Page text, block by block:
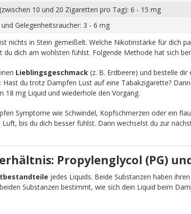
10 und 20 Zigaretten pro Tag): 6 - 15 mg
Gelegenheitsraucher: 3 - 6 mg
nichts in Stein gemeißelt. Welche Nikotinstärke für dich
du dich am wohlsten fühlst. Folgende Methode hat sich
Lieblingsgeschmack(z. B. Erdbeere) und bestelle dir
Hast du trotz Dampfen Lust auf eine Tabakzigarette?
18 mg Liquid und wiederhole den Vorgang.
Symptome wie Schwindel, Kopfschmerzen oder ein
bis du dich besser fühlst. Dann wechselst du zur
Propylenglycol (PG)
jedes Liquids. Beide Substanzen haben
Substanzen bestimmt, wie sich dein Liquid beim